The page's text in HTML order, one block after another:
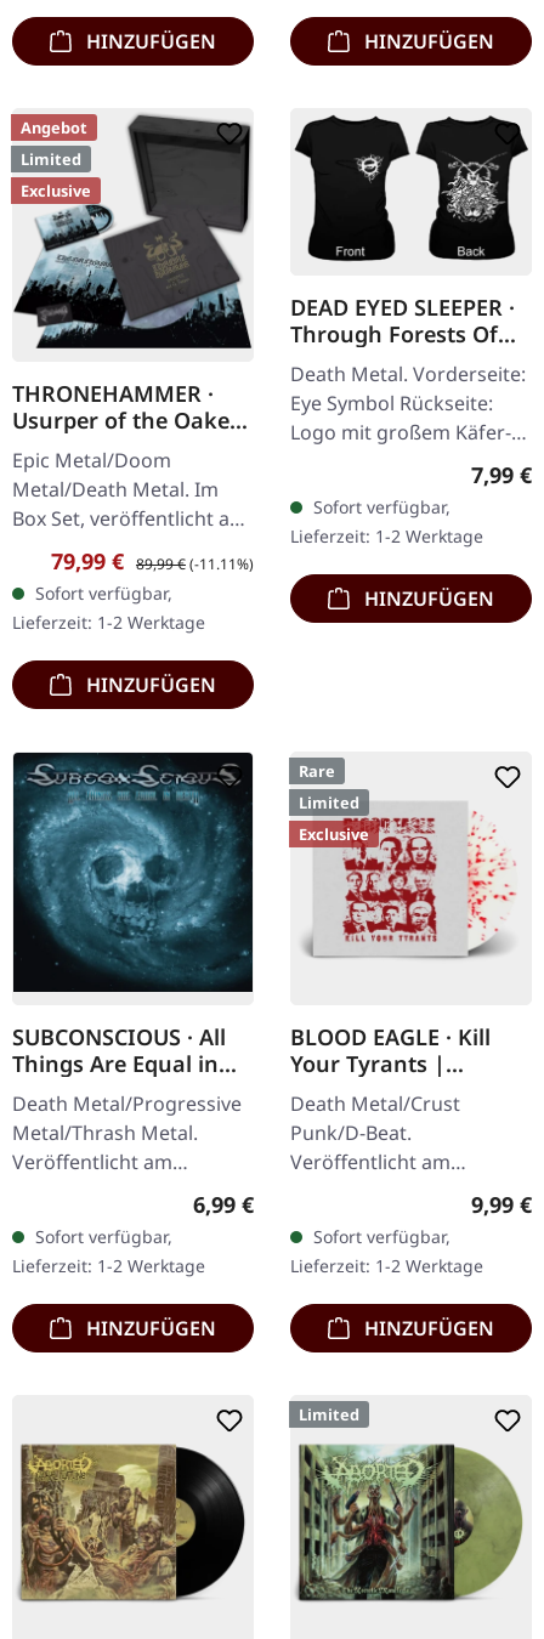
HINZUFÜGEN
HINZUFÜGEN
Angebot
Limited
Exclusive
THRONEHAMMER ·
Usurper of the Oaken
Throne | WOODEN LP
BOX SET
Epic Metal/Doom
Metal/Death Metal. Im
Box Set, veröffentlicht am
08.03.2024, auf Supreme
Chaos Records. Ultra
schwere, handgearbeitete
Holzbox mit…
Verkaufspreis:
79,99 € Regulärer Preis:
89,99 €(-11.11%)
Sofort verfügbar,
Lieferzeit: 1-2 Werktage
HINZUFÜGEN
DEAD EYED SLEEPER ·
Through Forests Of
Nonentities Bug |
GIRLIE L
Death Metal. Vorderseite:
Eye Symbol Rückseite:
Logo mit großem Käfer-
Artwork 100% Baumwolle
7,99 €
Sofort verfügbar,
Lieferzeit: 1-2 Werktage
HINZUFÜGEN
SUBCONSCIOUS · All
Things Are Equal in
Death | CD
Death Metal/Progressive
Metal/Thrash Metal.
Veröffentlicht am
08.08.2008, auf Supreme
Chaos Records. CD im
Jewelcase mit 8-seitigem
Booklet.…
Regulärer Preis:
6,99 €
Sofort verfügbar,
Lieferzeit: 1-2 Werktage
HINZUFÜGEN
Rare
Limited
Exclusive
BLOOD EAGLE · Kill
Your Tyrants |
SPLATTER 7" EP
Death Metal/Crust
Punk/D-Beat.
Veröffentlicht am
27.06.2014, auf Supreme
Chaos Records. Weiße,
schwere 7" Vinyl-EP mit
roten Splattern im
dicken…
9,99 €
Sofort verfügbar,
Lieferzeit: 1-2 Werktage
HINZUFÜGEN
Limited